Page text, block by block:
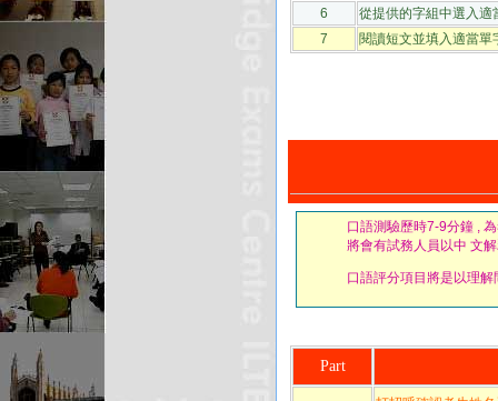
6
從提供的字組中選入適
7
閱讀短文並填入適當單
口語測驗歷時7-9分鐘 ,
將會有試務人員以中 文
口語評分項目將是以理
Part